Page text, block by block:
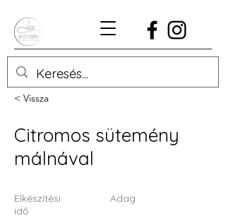
< Vissza
Citromos sütemény
málnával
Elkészítési
idő
Adag